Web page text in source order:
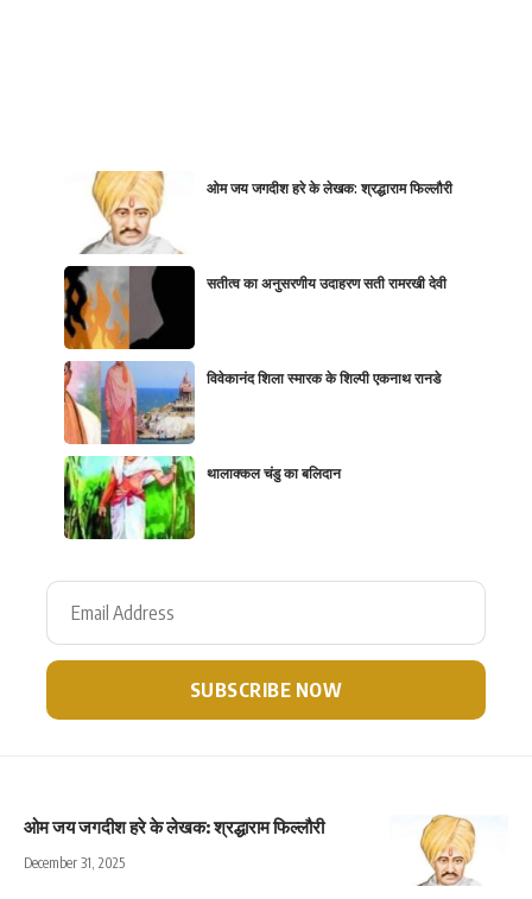
ओम जय जगदीश हरे के लेखक: श्रद्धाराम फिल्लौरी
सतीत्व का अनुसरणीय उदाहरण सती रामरखी देवी
विवेकानंद शिला स्मारक के शिल्पी एकनाथ रानडे
थालाक्कल चंडु का बलिदान
ओम जय जगदीश हरे के लेखक: श्रद्धाराम फिल्लौरी
December 31, 2025